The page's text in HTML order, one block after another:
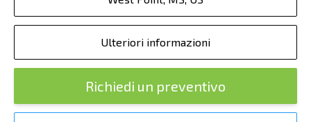
Ulteriori informazioni
Richiedi un preventivo